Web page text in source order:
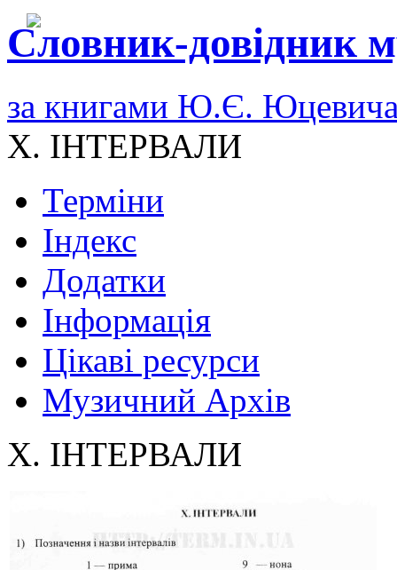
Словник-довідник
за книгами Ю.Є.
X. ІНТЕРВАЛИ
Терміни
Індекс
Додатки
Інформація
Цікаві ресурси
Музичний Архів
X. ІНТЕРВАЛИ